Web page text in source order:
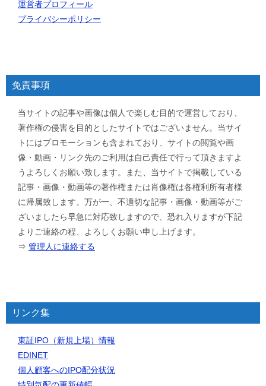
運営者プロフィール
プライバシーポリシー
免責事項
当サイトの記事や画像は個人で楽しむ目的で運営しており、
著作権の侵害を目的としたサイトではございません。当サイ
トにはプロモーションも含まれており、サイトの閲覧や画
像・動画・リンク先のご利用は自己責任で行って頂きますよ
うよろしくお願い致します。また、当サイトで掲載している
記事・画像・動画等の著作権または肖像権は各権利所有者様
に帰属致します。万が一、不適切な記事・画像・動画等がご
ざいましたら早急に対応致しますので、恐れ入りますが下記
よりご連絡の程、よろしくお願い申し上げます。
⇒ 管理人に連絡する
リンク集
東証IPO（新規上場）情報
EDINET
個人顧客へのIPO配分状況